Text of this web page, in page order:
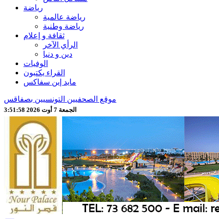
رياضة
رياضة عالمية
رياضة وطنية
ثقافة و إعلام
الرأي الآخر
دين و دنيا
الوفيات
القراء يكتبون
مايد إين سفاكس
موقع الصحفيين التونسيين بصفاقس
الجمعة 7 أوت 2026 3:52:00